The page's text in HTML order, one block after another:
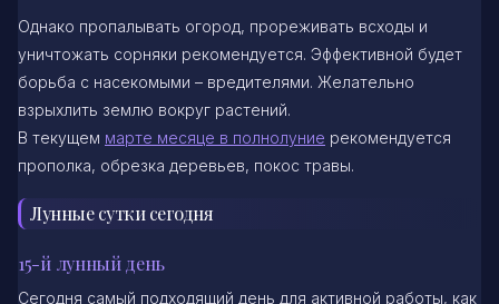
Однако пропалывать огород, прореживать всходы и
уничтожать сорняки рекомендуется. Эффективной будет
борьба с насекомыми – вредителями. Желательно
взрыхлить землю вокруг растений.
В текущем марте месяце в полнолуние рекомендуется
прополка, обрезка деревьев, покос травы.
Лунные сутки сегодня
15-й лунный день
Сегодня самый подходящий день для активной работы, как